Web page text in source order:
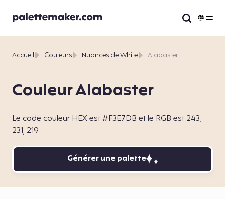
Couleur Alabaster
Le code couleur HEX est #F3E7DB et le RGB est 243,
231, 219
Accueil Couleurs Nuances de White Alabaster
Générer une palette